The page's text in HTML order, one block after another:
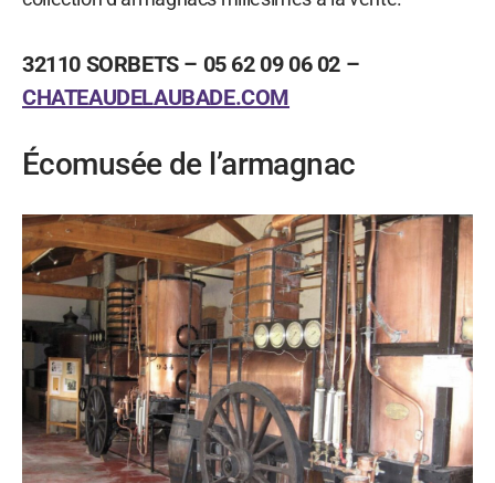
32110 SORBETS – 05 62 09 06 02 –
CHATEAUDELAUBADE.COM
Écomusée de l’armagnac